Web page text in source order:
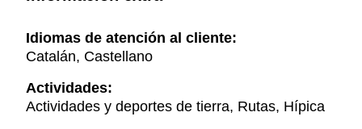
Idiomas de atención al cliente:
Catalán, Castellano
Actividades:
Actividades y deportes de tierra, Rutas, Hípica